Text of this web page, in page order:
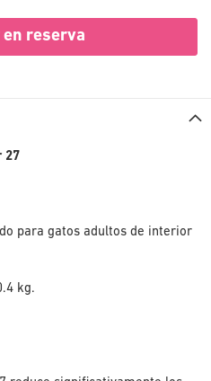
en reserva
27
para gatos adultos de interior
kg.